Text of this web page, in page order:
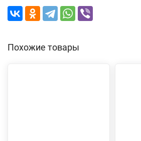
Похожие товары